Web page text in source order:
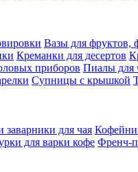
Вазы для фруктов,
Креманки для десертов
приборов Пиалы для
Супницы с крышкой
для чая
для варки кофе Френч-